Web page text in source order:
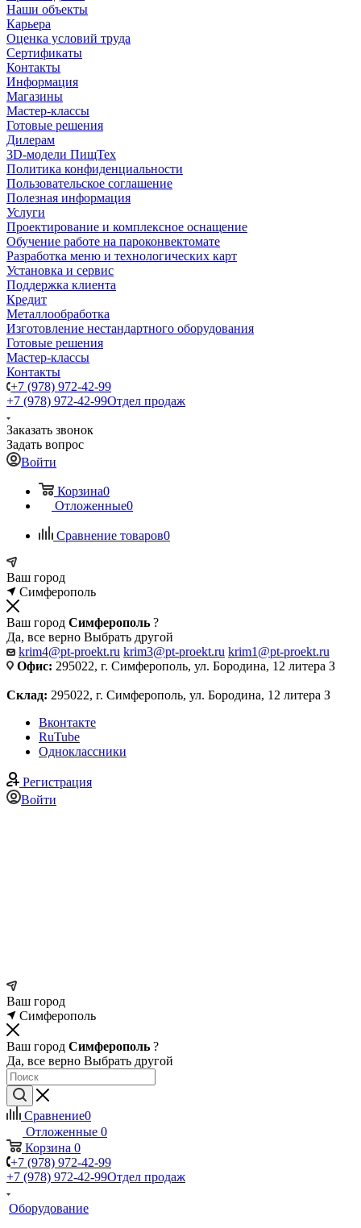
Наши объекты
Карьера
Оценка условий труда
Сертификаты
Контакты
Информация
Магазины
Мастер-классы
Готовые решения
Дилерам
3D-модели ПищТех
Политика конфиденциальности
Пользовательское соглашение
Полезная информация
Услуги
Проектирование и комплексное оснащение
Обучение работе на пароконвектомате
Разработка меню и технологических карт
Установка и сервис
Поддержка клиента
Кредит
Металлообработка
Изготовление нестандартного оборудования
Готовые решения
Мастер-классы
Контакты
+7 (978) 972-42-99
+7 (978) 972-42-99Отдел продаж
Заказать звонок
Задать вопрос
Войти
Корзина0
Отложенные0
Сравнение товаров0
Ваш город
Симферополь
Ваш город Симферополь ?
Да, все верно Выбрать другой
krim4@pt-proekt.ru krim3@pt-proekt.ru krim1@pt-proekt.ru
Офис: 295022, г. Симферополь, ул. Бородина, 12 литера З
Склад: 295022, г. Симферополь, ул. Бородина, 12 литера З
Вконтакте
RuTube
Одноклассники
Регистрация
Войти
Ваш город
Симферополь
Ваш город Симферополь ?
Да, все верно Выбрать другой
Сравнение0
Отложенные 0
Корзина 0
+7 (978) 972-42-99
+7 (978) 972-42-99Отдел продаж
Оборудование